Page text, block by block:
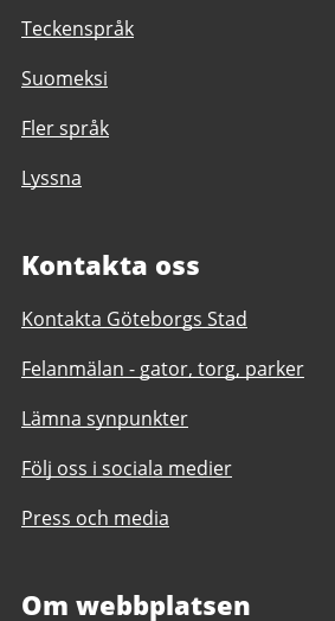
Teckenspråk
Suomeksi
Fler språk
Lyssna
Kontakta oss
Kontakta Göteborgs Stad
Felanmälan - gator, torg, parker
Lämna synpunkter
Följ oss i sociala medier
Press och media
Om webbplatsen